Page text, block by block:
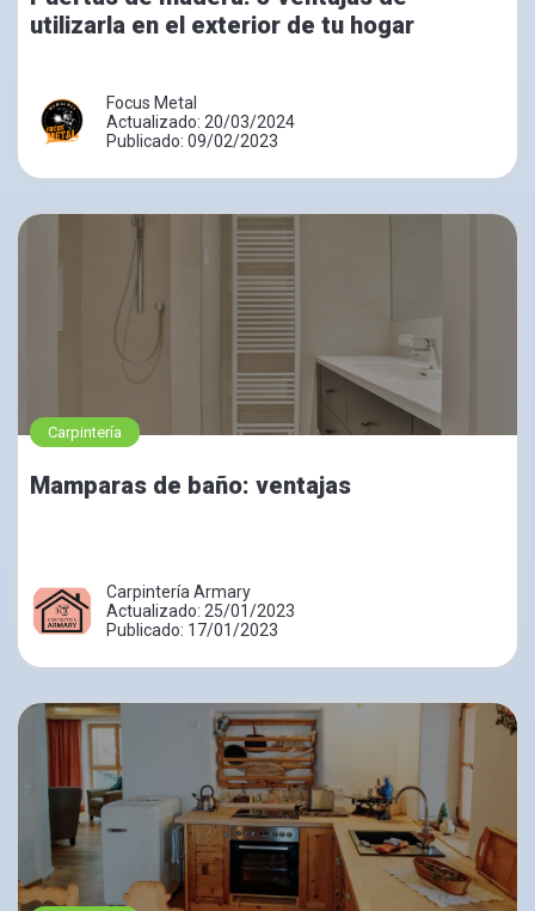
utilizarla en el exterior de tu hogar
Focus Metal
Actualizado: 20/03/2024
Publicado: 09/02/2023
Carpintería
Mamparas de baño: ventajas
Carpintería Armary
Actualizado: 25/01/2023
Publicado: 17/01/2023